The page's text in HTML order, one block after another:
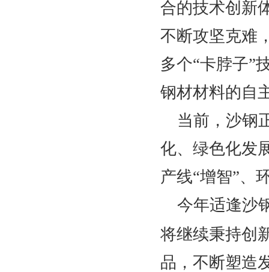
合的技术创新
不断攻坚克难
多个“卡脖子”
钢材材料的自
当前，沙钢
化、绿色化发
产线“增智”、
今年适逢沙
将继续秉持创
品 ， 不断塑造